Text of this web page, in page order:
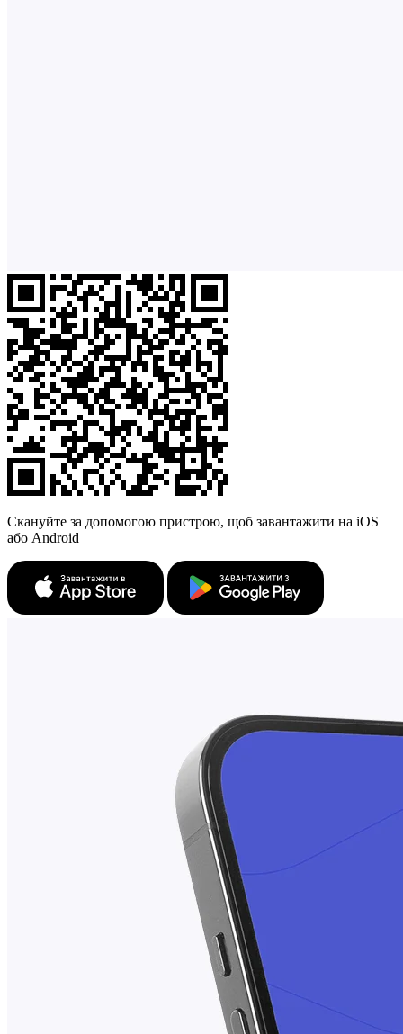
Скануйте за допомогою пристрою, щоб завантажити на iOS
або Android